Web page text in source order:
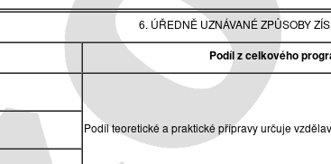
6. ÚŘEDNĚ UZNÁVANÉ ZPŮSOBY
Podíl z celkového
Podíl teoretické a praktické přípravy určuje